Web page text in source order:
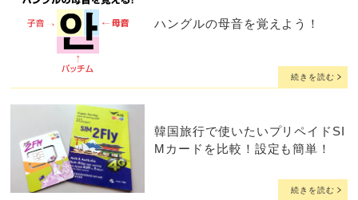
ハングルの母音を覚えよう！
続きを読む
韓国旅行で使いたいプリペイドSI
Mカードを比較！設定も簡単！
続きを読む